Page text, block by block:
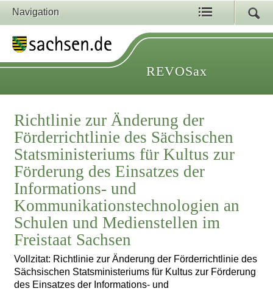
Navigation
REVOSax
Richtlinie zur Änderung der
Förderrichtlinie des Sächsischen
Statsministeriums für Kultus zur
Förderung des Einsatzes der
Informations- und
Kommunikationstechnologien an
Schulen und Medienstellen im
Freistaat Sachsen
Vollzitat: Richtlinie zur Änderung der Förderrichtlinie des
Sächsischen Statsministeriums für Kultus zur Förderung
des Einsatzes der Informations- und